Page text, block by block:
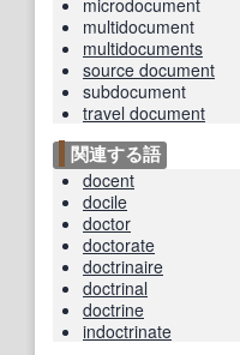
microdocument
multidocument
multidocuments
source document
subdocument
travel document
関連する語
docent
docile
doctor
doctorate
doctrinaire
doctrinal
doctrine
indoctrinate